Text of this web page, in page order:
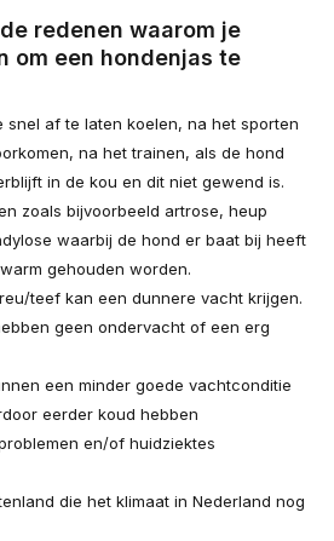
redenen waarom je
om een hondenjas te
snel af te laten koelen, na het sporten
na het trainen, als de hond
in de kou en dit niet gewend is.
zoals bijvoorbeeld artrose, heup
waarbij de hond er baat bij heeft
gehouden worden.
teef kan een dunnere vacht krijgen.
geen ondervacht of een erg
een minder goede vachtconditie
eerder koud hebben
en/of huidziektes
die het klimaat in Nederland nog